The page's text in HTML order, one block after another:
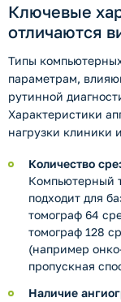
Ключевые
отличаются
Типы
параметрам,
рутинной
Характеристики
нагрузки клиники
Количество
Компьютерный
подходит для
томограф 64
томограф 128
(например
пропускная
Наличие